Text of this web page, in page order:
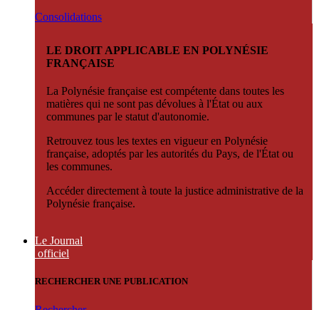
Consolidations
LE DROIT APPLICABLE EN POLYNÉSIE
FRANÇAISE
La Polynésie française est compétente dans toutes les
matières qui ne sont pas dévolues à l'État ou aux
communes par le statut d'autonomie.
Retrouvez tous les textes en vigueur en Polynésie
française, adoptés par les autorités du Pays, de l'État ou
les communes.
Accéder directement à toute la justice administrative de la
Polynésie française.
Le Journal
officiel
RECHERCHER UNE PUBLICATION